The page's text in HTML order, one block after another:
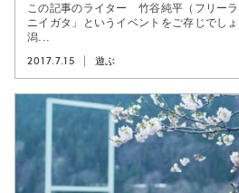
この記事のライター 竹谷純平（フリー
ニイガタ」というイベントをご存じでし
潟...
2017.7.15 遊ぶ